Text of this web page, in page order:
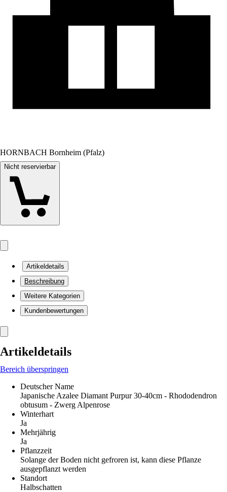
HORNBACH Bornheim (Pfalz)
Nicht reservierbar
Artikeldetails
Beschreibung
Weitere Kategorien
Kundenbewertungen
Artikeldetails
Bereich überspringen
Deutscher Name
Japanische Azalee Diamant Purpur 30-40cm - Rhododendron
obtusum - Zwerg Alpenrose
Winterhart
Ja
Mehrjährig
Ja
Pflanzzeit
Solange der Boden nicht gefroren ist, kann diese Pflanze
ausgepflanzt werden
Standort
Halbschatten